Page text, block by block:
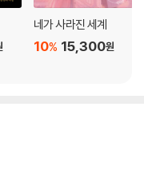
라
네가 사라진 세계
15,300원
10%